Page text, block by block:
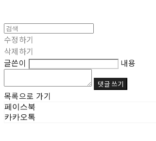
수정하기
삭제하기
글쓴이
내용
댓글 쓰기
목록으로 가기
페이스북
카카오톡